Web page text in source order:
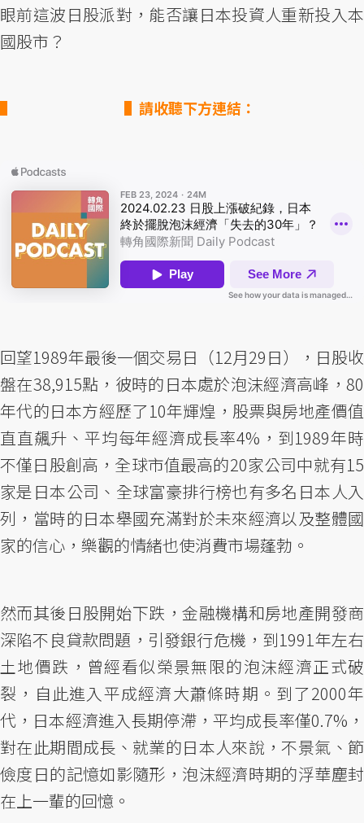
眼前這波日股派對，能否讓日本投資人重新投入本
國股市？
▌請收聽下方連結：
回望1989年最後一個交易日（12月29日），日股收
盤在38,915點，彼時的日本處於泡沫經濟高峰，80
年代的日本方經歷了10年輝煌，股票與房地產價值
直直飆升、平均每年經濟成長率4%，到1989年時
不僅日股創高，全球市值最高的20家公司中就有15
家是日本公司、全球富豪排行榜也有多名日本人入
列，當時的日本舉國充滿對於未來經濟以及整體國
家的信心，樂觀的情緒也使消費市場蓬勃。
然而其後日股開始下跌，金融機構和房地產開發商
深陷不良貸款問題，引發銀行危機，到1991年左右
土地價跌，曾經看似榮景無限的泡沫經濟正式破
裂，自此進入平成經濟大蕭條時期。到了2000年
代，日本經濟進入長期停滯，平均成長率僅0.7%，
對在此期間成長、就業的日本人來說，不景氣、節
儉度日的記憶如影隨形，泡沫經濟時期的浮華塵封
在上一輩的回憶。